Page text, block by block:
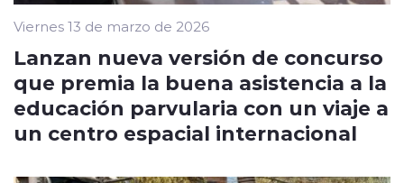
Viernes 13 de marzo de 2026
Lanzan nueva versión de concurso
que premia la buena asistencia a la
educación parvularia con un viaje a
un centro espacial internacional